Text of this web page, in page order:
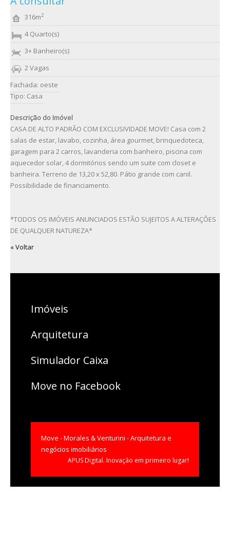
316m2
4 Quarto(s)
3+ Banheiro(s)
2 Vagas
Fachada: oeste
Tipo: Casa
Descrição do Imóvel
CASA DE ALTO PADRÃO COM EXCLUSIVIDADE MOVE! Casa com 2
salas de estar, lavabo, cozinha, área gourmet, brinquedoteca,
garagem para 2 carros, lavanderia com banheiro, piscina com
aquecedor solar, 4 dormitórios sendo um suite com closet e
banheira. Terreno de 13,20 x 52,80. Pátio grande com canil.
Possibilidade de financiamento.
*TODOS OS IMÓVEIS ANUNCIADOS ESTÃO SUJEITOS A ALTERAÇÕES
DE QUALQUER NATUREZA*
« Voltar
Imóveis
Arquitetura
Simulador Caixa
Move no Facebook
Move - Morales & Venturini - Arquitetura e
negócios imobiliários
APUS Digital. Inovação em primeiro lugar!